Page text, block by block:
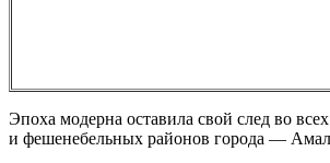
Эпоха модерна оставила свой след во
и фешенебельных районов города —